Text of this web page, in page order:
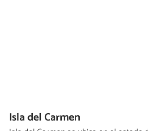
Isla del Carmen